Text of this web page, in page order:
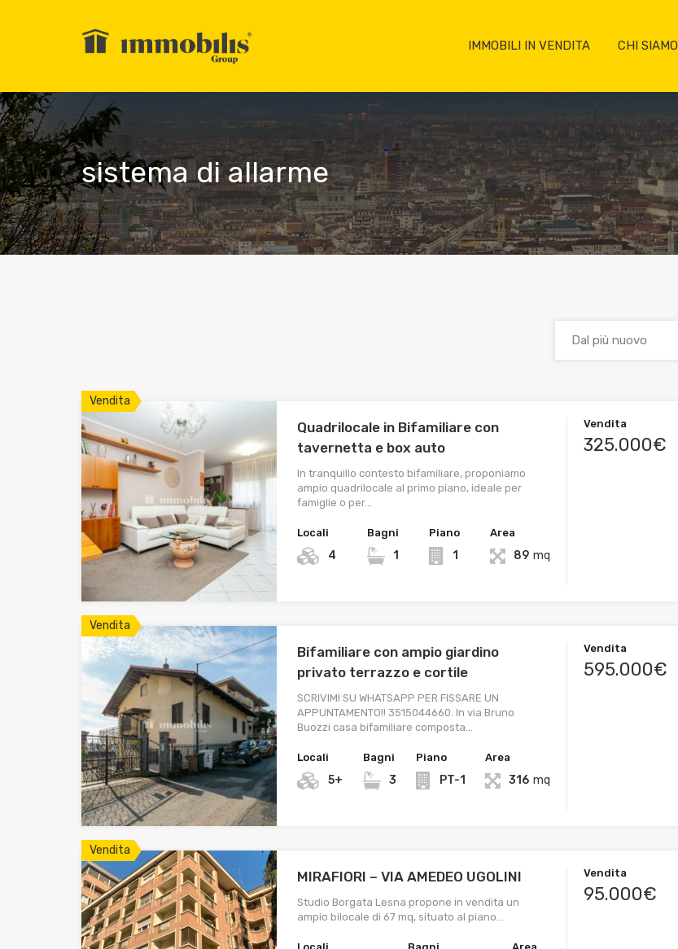
IMMOBILI IN VENDITA CHI SIAMO
sistema di allarme
Dal più nuovo
Vendita
Quadrilocale in Bifamiliare con
tavernetta e box auto
In tranquillo contesto bifamiliare, proponiamo
ampio quadrilocale al primo piano, ideale per
famiglie o per…
Locali
4
Bagni
1
Piano
1
Area
89 mq
Vendita
325.000€
Vendita
Bifamiliare con ampio giardino
privato terrazzo e cortile
SCRIVIMI SU WHATSAPP PER FISSARE UN
APPUNTAMENTO!! 3515044660. In via Bruno
Buozzi casa bifamiliare composta…
Locali
5+
Bagni
3
Piano
PT-1
Area
316 mq
Vendita
595.000€
Vendita
MIRAFIORI – VIA AMEDEO UGOLINI
Studio Borgata Lesna propone in vendita un
ampio bilocale di 67 mq, situato al piano…
Vendita
95.000€